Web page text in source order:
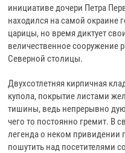
инициативе дочери Петра
находился на самой окраине
царицы, но время диктует
величественное сооружение
Северной столицы.
Двухсотлетняя кирпичная
купола, покрытие листами
тишины, ведь непрерывно
чего то постоянно гремит. В
легенда о неком
пошутить над посетителями